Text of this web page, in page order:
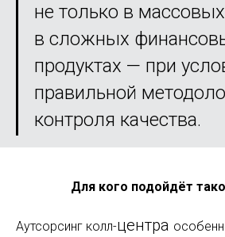
не только в
в сложных
продуктах — при
правильной
контроля качества.
Для кого подойдёт
Аутсорсинг колл-центра